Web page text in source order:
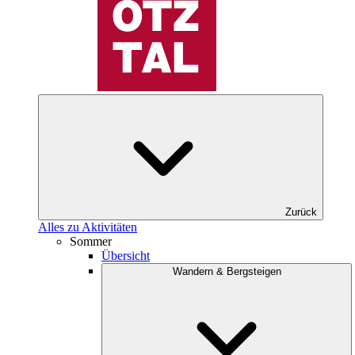
Zurück
Alles zu Aktivitäten
Sommer
Übersicht
Wandern & Bergsteigen